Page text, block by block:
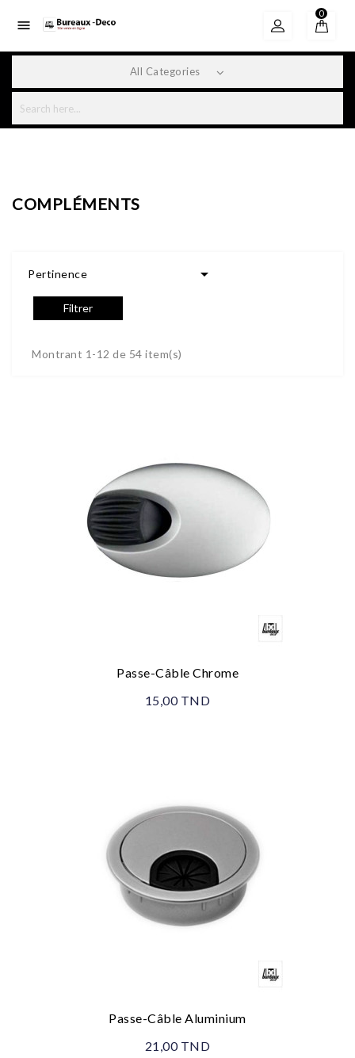

0
All Categories
COMPLÉMENTS
Pertinence 
Filtrer
Montrant 1-12 de 54 item(s)
Passe-Câble Chrome
15,00 TND
Passe-Câble Aluminium
21,00 TND